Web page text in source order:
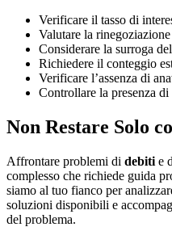
Verificare il tasso di
Valutare la
Considerare la surroga
Richiedere il conteggio
Verificare l’assenza di
Controllare la presenza di
Non Restare Solo
Affrontare problemi di debiti e
complesso che richiede guida
siamo al tuo fianco per
soluzioni disponibili e
del problema.